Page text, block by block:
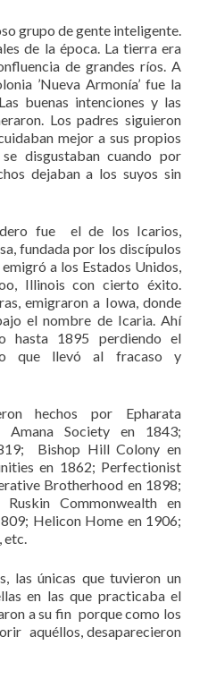
grupo de gente inteligente.
de la época. La tierra era
de grandes ríos. A
’Nueva Armonía’ fue la
buenas intenciones y las
Los padres siguieron
mejor a sus propios
disgustaban cuando por
dejaban a los suyos sin
fue el de los Icarios,
fundada por los discípulos
a los Estados Unidos,
Illinois con cierto éxito.
emigraron a Iowa, donde
el nombre de Icaria. Ahí
hasta 1895 perdiendo el
lo que llevó al fracaso y
hechos por Epharata
Society en 1843;
Bishop Hill Colony en
en 1862; Perfectionist
Brotherhood en 1898;
Commonwealth en
Helicon Home en 1906;
etc.
las únicas que tuvieron un
en las que practicaba el
a su fin porque como los
aquéllos, desaparecieron